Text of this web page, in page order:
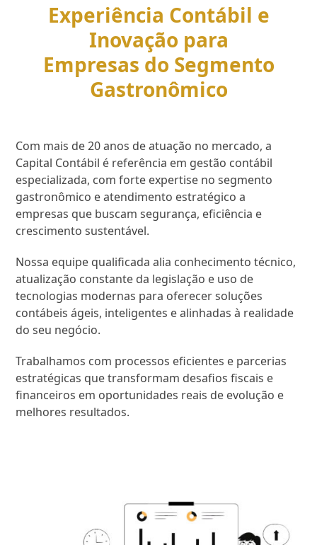
Experiência Contábil e
Inovação para
Empresas do Segmento
Gastronômico
Com mais de 20 anos de atuação no mercado, a
Capital Contábil é referência em gestão contábil
especializada, com forte expertise no segmento
gastronômico e atendimento estratégico a
empresas que buscam segurança, eficiência e
crescimento sustentável.
Nossa equipe qualificada alia conhecimento técnico,
atualização constante da legislação e uso de
tecnologias modernas para oferecer soluções
contábeis ágeis, inteligentes e alinhadas à realidade
do seu negócio.
Trabalhamos com processos eficientes e parcerias
estratégicas que transformam desafios fiscais e
financeiros em oportunidades reais de evolução e
melhores resultados.